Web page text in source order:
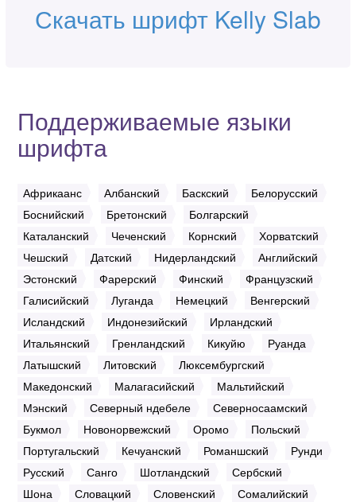
Скачать шрифт Kelly Slab
Поддерживаемые языки
шрифта
Африкаанс Албанский Баскский
Белорусский
Боснийский
Бретонский
Болгарский
Каталанский
Чеченский Корнский
Хорватский
Чешский
Датский Нидерландский
Английский
Эстонский
Фарерский Финский
Французский
Галисийский
Луганда Немецкий
Венгерский
Исландский
Индонезийский
Ирландский
Итальянский
Гренландский Кикуйю
Руанда
Латышский
Литовский
Люксембургский
Македонский
Малагасийский
Мальтийский
Мэнский
Северный ндебеле
Северносаамский
Букмол
Новонорвежский Оромо
Польский
Португальский
Кечуанский Романшский
Рунди
Русский
Санго Шотландский
Сербский
Шона
Словацкий Словенский
Сомалийский